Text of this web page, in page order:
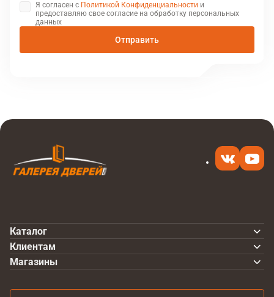
Я согласен с Политикой Конфиденциальности и
предоставляю свое согласие на обработку персональных
данных
Отправить
Каталог
Клиентам
Магазины